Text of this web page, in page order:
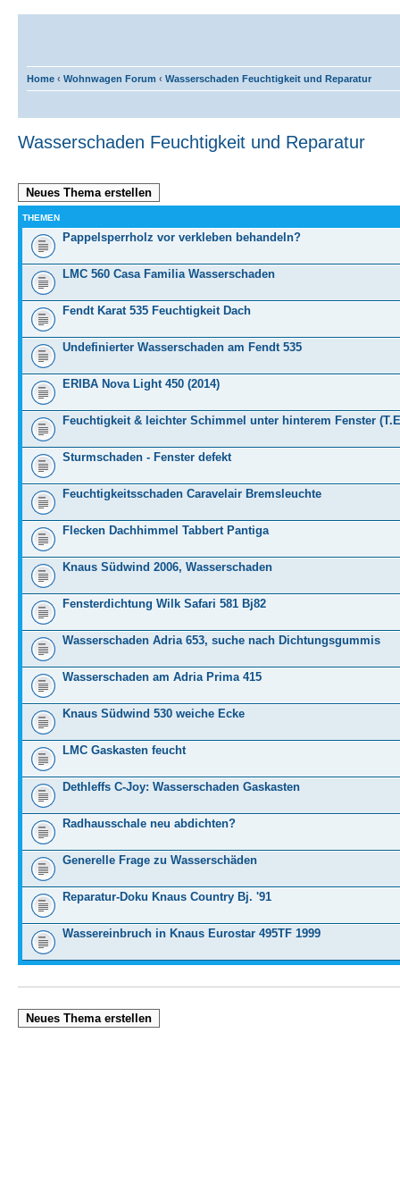
Home ‹ Wohnwagen Forum ‹ Wasserschaden Feuchtigkeit und Reparatur
Wasserschaden Feuchtigkeit und Reparatur
Neues Thema erstellen
THEMEN
Pappelsperrholz vor verkleben behandeln?
LMC 560 Casa Familia Wasserschaden
Fendt Karat 535 Feuchtigkeit Dach
Undefinierter Wasserschaden am Fendt 535
ERIBA Nova Light 450 (2014)
Feuchtigkeit & leichter Schimmel unter hinterem Fenster (T.E
Sturmschaden - Fenster defekt
Feuchtigkeitsschaden Caravelair Bremsleuchte
Flecken Dachhimmel Tabbert Pantiga
Knaus Südwind 2006, Wasserschaden
Fensterdichtung Wilk Safari 581 Bj82
Wasserschaden Adria 653, suche nach Dichtungsgummis
Wasserschaden am Adria Prima 415
Knaus Südwind 530 weiche Ecke
LMC Gaskasten feucht
Dethleffs C-Joy: Wasserschaden Gaskasten
Radhausschale neu abdichten?
Generelle Frage zu Wasserschäden
Reparatur-Doku Knaus Country Bj. '91
Wassereinbruch in Knaus Eurostar 495TF 1999
Neues Thema erstellen